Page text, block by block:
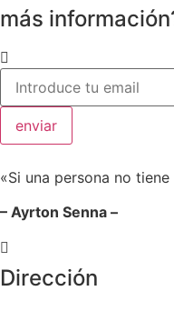
más
enviar
«Si una persona no
– Ayrton Senna –
Dirección